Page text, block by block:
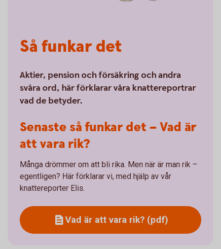
Så funkar det
Aktier, pension och försäkring och andra
svåra ord, här förklarar våra knattereportrar
vad de betyder.
Senaste så funkar det – Vad är
att vara rik?
Många drömmer om att bli rika. Men när är man rik –
egentligen? Här förklarar vi, med hjälp av vår
knattereporter Elis.
Vad är att vara rik? (pdf)